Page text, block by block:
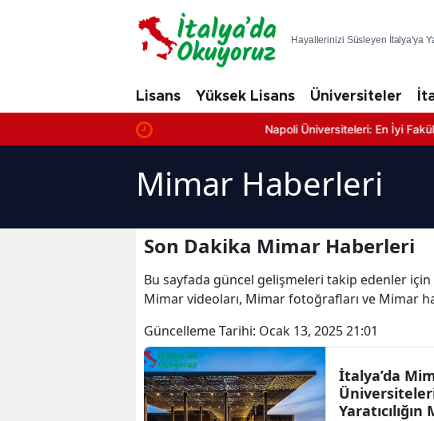
Hayallerinizi Süsleyen İtalya'ya
Lisans Yüksek Lisans Üniversiteler
Napoli Üniversiteleri: En İyi Fakülteler,
Mimar Haberleri
Son Dakika Mimar Haberleri
Bu sayfada güncel gelişmeleri takip edenler için
Mimar videoları, Mimar fotoğrafları ve Mimar
Güncelleme Tarihi: Ocak 13, 2025 21:01
İtalya’da